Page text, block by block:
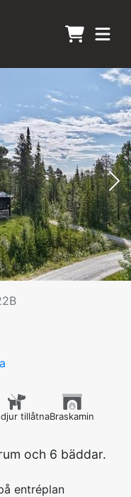
tillåtnaBraskamin
och 6 bäddar.
entréplan